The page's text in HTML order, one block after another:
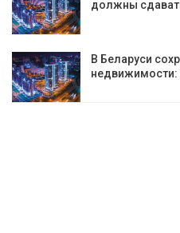
должны
В Беларуси